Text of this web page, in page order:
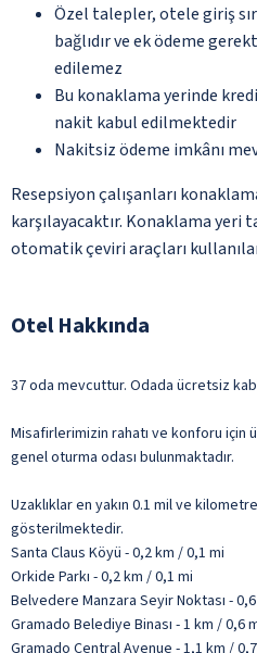
Özel talepler, otele giriş
bağlıdır ve ek ödeme
edilemez
Bu konaklama yerinde
nakit kabul edilmektedir
Nakitsiz ödeme imkânı
Resepsiyon çalışanları
karşılayacaktır. Konaklama yeri
otomatik çeviri araçları
Otel Hakkında
37 oda mevcuttur. Odada ücretsiz
Misafirlerimizin rahatı ve konforu
genel oturma odası bulunmaktadır.
Uzaklıklar en yakın 0.1 mil ve
gösterilmektedir.
Santa Claus Köyü - 0,2 km / 0,1 mi
Orkide Parkı - 0,2 km / 0,1 mi
Belvedere Manzara Seyir Noktası -
Gramado Belediye Binası - 1 km / 0,6
Gramado Central Avenue - 1,1 km /